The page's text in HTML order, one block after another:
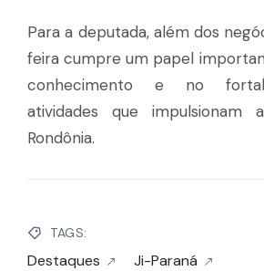
Para a deputada, além dos
feira cumpre um papel
conhecimento e no
atividades que impulsionam
Rondônia.
TAGS:
Destaques Ji-Paraná